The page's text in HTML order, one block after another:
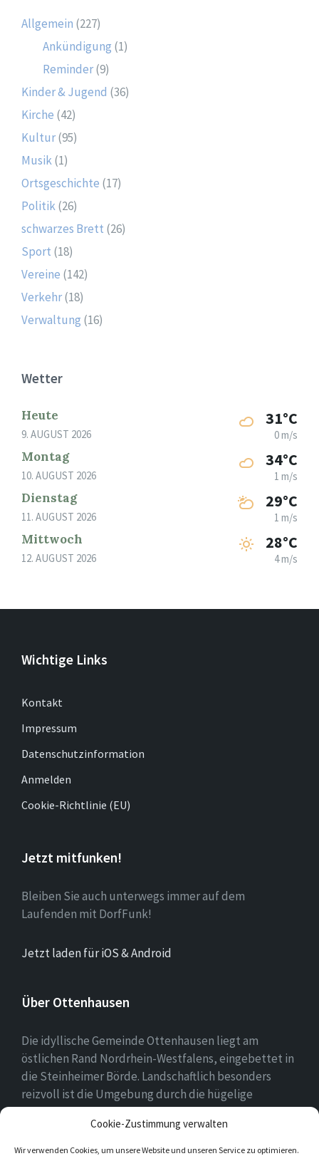
Cookie-Zustimmung verwalten
Wir verwenden Cookies, um unsere Website und unseren Service zu optimieren.
Allgemein (227)
Ankündigung (1)
Reminder(9)
Kinder & Jugend (36)
Kirche (42)
Kultur(95)
Musik(1)
Ortsgeschichte (17)
Politik(26)
schwarzes Brett (26)
Sport (18)
Vereine (142)
Verkehr(18)
Verwaltung (16)
Wetter
Heute
9. AUGUST 2026
31°C
0 m/s
Montag
10. AUGUST 2026
34°C
1 m/s
Dienstag
11. AUGUST 2026
29°C
1 m/s
Mittwoch
12. AUGUST 2026
28°C
4 m/s
Wichtige Links
Kontakt
Impressum
Datenschutzinformation
Anmelden
Cookie-Richtlinie (EU)
Jetzt mitfunken!
Bleiben Sie auch unterwegs immer auf dem
Laufenden mit DorfFunk!
Jetzt laden für iOS & Android
Über Ottenhausen
Die idyllische Gemeinde Ottenhausen liegt am
östlichen Rand Nordrhein-Westfalens, eingebettet in
die Steinheimer Börde. Landschaftlich besonders
reizvoll ist die Umgebung durch die hügelige
Landschaft des naheliegenden Eggegebirges als
Ausläufer des Teutoburger Waldes.